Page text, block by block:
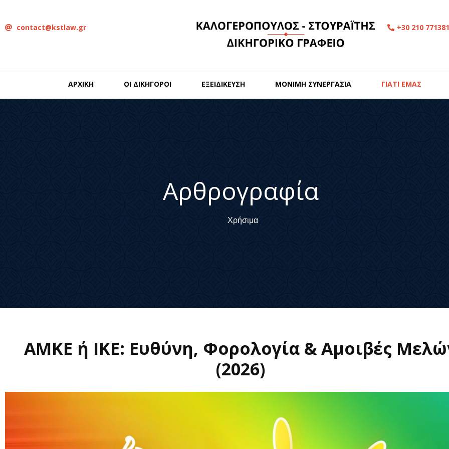
contact@kstlaw.gr +30 210
ΑΡΧΙΚΗ ΟΙ ΔΙΚΗΓΟΡΟΙ ΕΞΕΙΔΙΚΕΥΣΗ ΜΟΝΙΜΗ ΣΥΝΕΡΓΑΣΙΑ ΓΙΑΤΙ ΕΜΑΣ
Αρθρογραφία
Χρήσιμα
ΑΜΚΕ ή ΙΚΕ: Ευθύνη, Φορολογία & Αμοιβές
(2026)